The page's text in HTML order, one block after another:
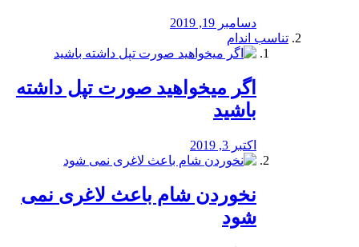
دسامبر 19, 2019
تناسب اندام
اگر میخواهید صورت تپل داشته
باشید
اکتبر 3, 2019
نخوردن شام باعث لاغری نمی
‌شود